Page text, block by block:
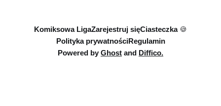
Komiksowa LigaZarejestruj sięCiasteczka 🍪
Polityka prywatnościRegulamin
Powered by Ghost and Diffico.